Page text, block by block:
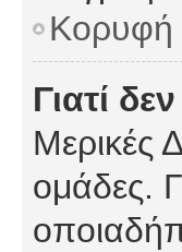
Κορυφή
Γιατί
Μερικές
ομάδες.